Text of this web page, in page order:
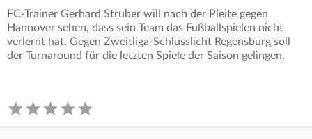
FC-Trainer Gerhard Struber will nach der Pleite gegen
Hannover sehen, dass sein Team das Fußballspielen nicht
verlernt hat. Gegen Zweitliga-Schlusslicht Regensburg soll
der Turnaround für die letzten Spiele der Saison gelingen.